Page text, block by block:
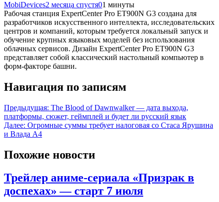
MobiDevices2 месяца спустя01 минуты
Рабочая станция ExpertCenter Pro ET900N G3 создана для
разработчиков искусственного интеллекта, исследовательских
центров и компаний, которым требуется локальный запуск и
обучение крупных языковых моделей без использования
облачных сервисов. Дизайн ExpertCenter Pro ET900N G3
представляет собой классический настольный компьютер в
форм-факторе башни.
Навигация по записям
Предыдущая: The Blood of Dawnwalker — дата выхода,
платформы, сюжет, геймплей и будет ли русский язык
Далее: Огромные суммы требует налоговая со Стаса Ярушина
и Влада А4
Похожие новости
Трейлер аниме-сериала «Призрак в
доспехах» — старт 7 июля